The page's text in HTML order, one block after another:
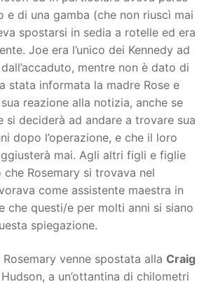
e di una gamba (che non riuscì mai
spostarsi in sedia a rotelle ed era
Joe era l’unico dei Kennedy ad
mentre non è dato di
stata informata la madre Rose e
reazione alla notizia, anche se
si deciderà ad andare a trovare sua
dopo l’operazione, e che il loro
mai. Agli altri figli e figlie
Rosemary si trovava nel
come assistente maestra in
che questi/e per molti anni si siano
spiegazione.
venne spostata alla Craig
a un’ottantina di chilometri